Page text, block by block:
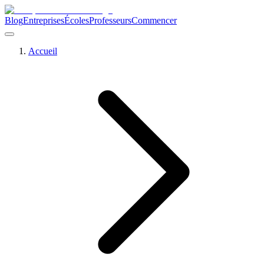
BlogEntreprisesÉcolesProfesseursCommencer
Accueil